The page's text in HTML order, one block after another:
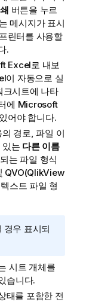
버튼을 누르
메시지가 표시
린터를 사용할
.
Excel로 내보
이 자동으로 실
크시트에 나타
에 Microsoft
어야 합니다.
경로, 파일 이
있는 다른 이름
는 파일 형식
QVO(QlikView
스트 파일 형
경우 표시되
시트 개체를
습니다.
태를 포함한 전